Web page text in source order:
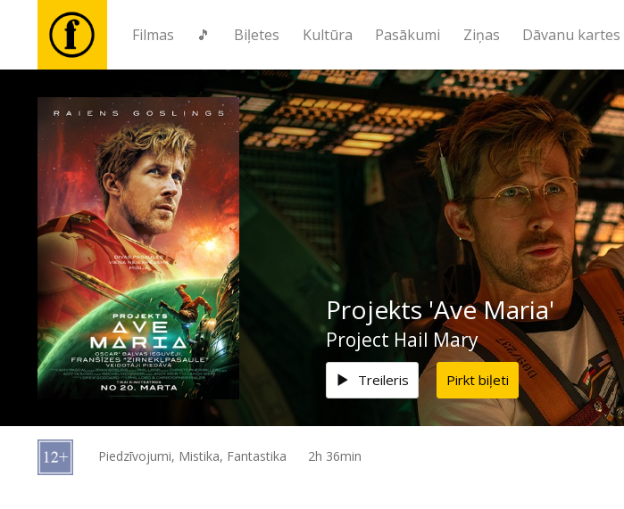
Filmas 🎵 Biļetes Kultūra Pasākumi Ziņas Dāvanu kartes
Filmas
🎵
Biļetes
Kultūra
Pasākumi
Ziņas
kartes
Projekts 'Ave Maria'
Project Hail Mary
Treileris Pirkt biļeti
Piedzīvojumi, Mistika, Fantastika 2h 36min